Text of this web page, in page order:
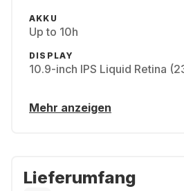
AKKU
Up to 10h
DISPLAY
10.9-inch IPS Liquid Retina
Mehr anzeigen
Lieferumfang